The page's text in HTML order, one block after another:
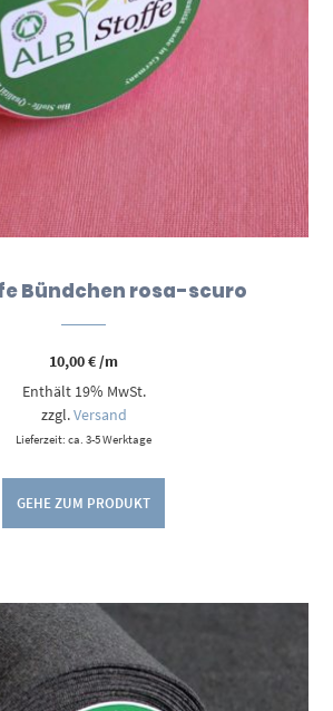
Bündchen rosa-scuro
10,00€/m
Enthält 19% MwSt.
zzgl.Versand
Lieferzeit: ca. 3-5 Werktage
GEHE ZUM PRODUKT